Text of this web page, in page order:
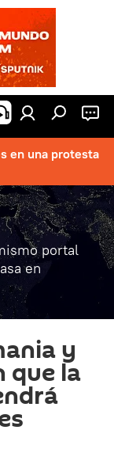
en una protesta
portal
en
y
que la